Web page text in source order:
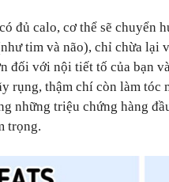
đủ calo, cơ thể sẽ chuyển
tim và não), chỉ chừa lại
đối với nội tiết tố của bạn
rụng, thậm chí còn làm tóc
những triệu chứng hàng
trọng.